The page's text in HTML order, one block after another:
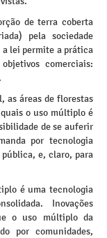
de terra coberta
pela sociedade
a lei permite a prática
comerciais:
as áreas de florestas
o uso múltiplo é
de se auferir
por tecnologia
e, claro, para
é uma tecnologia
Inovações
o uso múltiplo da
por comunidades,